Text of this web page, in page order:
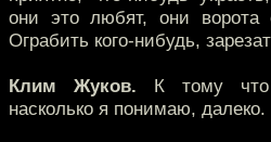
они это любят, они ворота
Ограбить кого-нибудь,
Клим Жуков. К тому что
насколько я понимаю, далеко.